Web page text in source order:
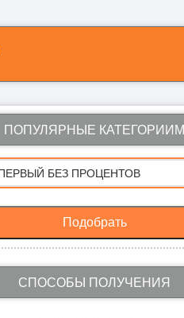
ПОПУЛЯРНЫЕ КАТЕГОРИИМ
Подобрать
СПОСОБЫ ПОЛУЧЕНИЯ